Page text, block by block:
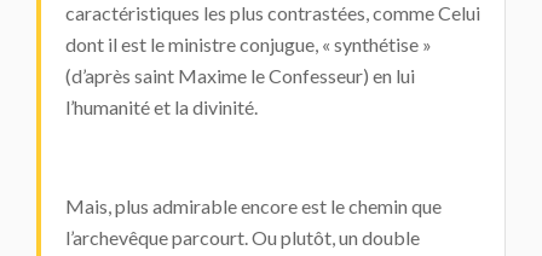
caractéristiques les plus contrastées, comme Celui
dont il est le ministre conjugue, « synthétise »
(d’après saint Maxime le Confesseur) en lui
l’humanité et la divinité.
Mais, plus admirable encore est le chemin que
l’archevêque parcourt. Ou plutôt, un double